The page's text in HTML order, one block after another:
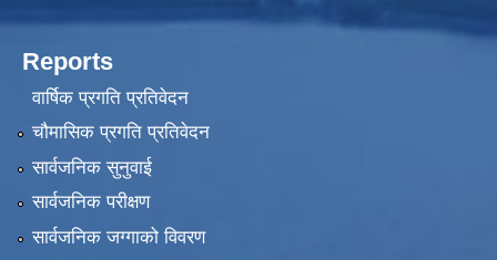
Reports
वार्षिक प्रगति प्रतिवेदन
चौमासिक प्रगति प्रतिवेदन
सार्वजनिक सुनुवाई
सार्वजनिक परीक्षण
सार्वजनिक जग्गाको विवरण